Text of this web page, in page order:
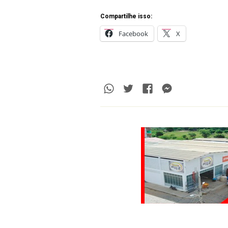
Compartilhe isso:
Facebook X
Whatsapp
TwitterFacebook